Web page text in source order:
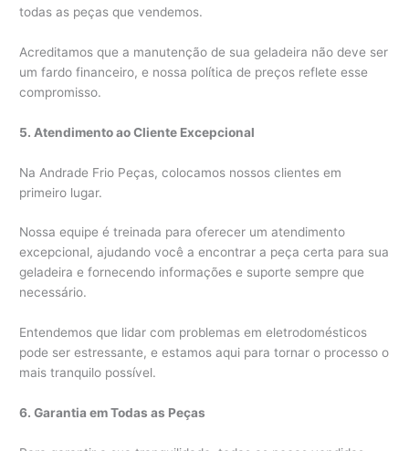
todas as peças que vendemos.
Acreditamos que a manutenção de sua geladeira não deve ser
um fardo financeiro, e nossa política de preços reflete esse
compromisso.
5. Atendimento ao Cliente Excepcional
Na Andrade Frio Peças, colocamos nossos clientes em
primeiro lugar.
Nossa equipe é treinada para oferecer um atendimento
excepcional, ajudando você a encontrar a peça certa para sua
geladeira e fornecendo informações e suporte sempre que
necessário.
Entendemos que lidar com problemas em eletrodomésticos
pode ser estressante, e estamos aqui para tornar o processo o
mais tranquilo possível.
6. Garantia em Todas as Peças